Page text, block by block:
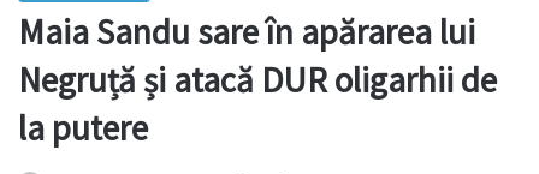
Maia Sandu sare în apărarea lui
Negruță și atacă DUR oligarhii de
la putere